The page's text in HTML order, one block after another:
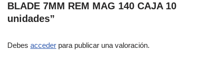
BLADE 7MM REM MAG 140 CAJA 10
unidades”
Debes acceder para publicar una valoración.